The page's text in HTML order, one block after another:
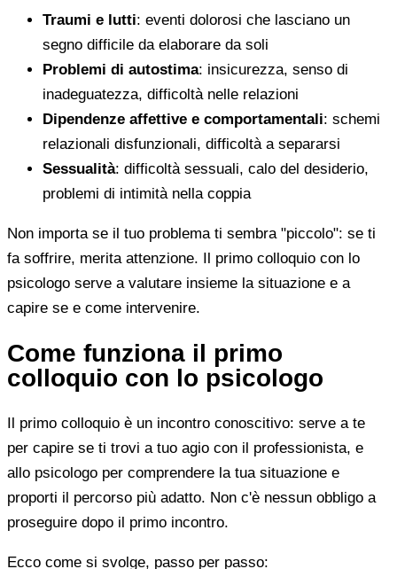
Traumi e lutti: eventi dolorosi che lasciano un
segno difficile da elaborare da soli
Problemi di autostima: insicurezza, senso di
inadeguatezza, difficoltà nelle relazioni
Dipendenze affettive e comportamentali: schemi
relazionali disfunzionali, difficoltà a separarsi
Sessualità: difficoltà sessuali, calo del desiderio,
problemi di intimità nella coppia
Non importa se il tuo problema ti sembra "piccolo": se ti
fa soffrire, merita attenzione. Il primo colloquio con lo
psicologo serve a valutare insieme la situazione e a
capire se e come intervenire.
Come funziona il primo
colloquio con lo psicologo
Il primo colloquio è un incontro conoscitivo: serve a te
per capire se ti trovi a tuo agio con il professionista, e
allo psicologo per comprendere la tua situazione e
proporti il percorso più adatto. Non c'è nessun obbligo a
proseguire dopo il primo incontro.
Ecco come si svolge, passo per passo: